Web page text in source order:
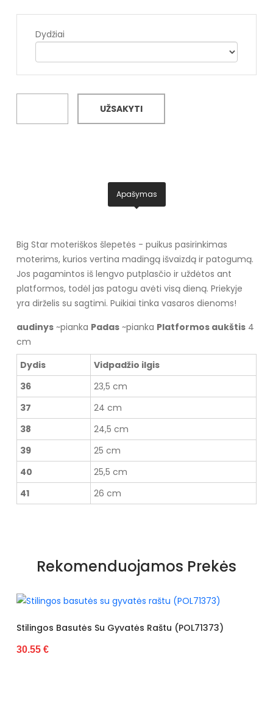
Dydžiai
UŽSAKYTI
Apašymas
Big Star moteriškos šlepetės - puikus pasirinkimas
moterims, kurios vertina madingą išvaizdą ir patogumą.
Jos pagamintos iš lengvo putplasčio ir uždėtos ant
platformos, todėl jas patogu avėti visą dieną. Priekyje
yra dirželis su sagtimi. Puikiai tinka vasaros dienoms!
audinys~pianka Padas~pianka Platformos aukštis4
cm
Dydis
Vidpadžio ilgis
36
23,5 cm
37
24 cm
38
24,5 cm
39
25 cm
40
25,5 cm
41
26 cm
Rekomenduojamos Prekės
Gyvatės Raštu (POL71373) Basutės Dekoruotos